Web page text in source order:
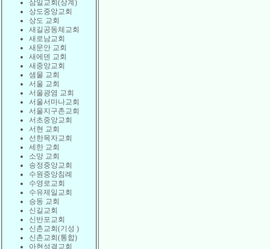
삼일교회(상계)
상도중앙교회
상도 교회
새길공동체교회
새로남교회
새문안 교회
새에덴 교회
새중앙교회
샘물 교회
서울 교회
서울광염 교회
서울서마나교회
서울지구촌교회
서초중앙교회
서현 교회
선한목자교회
세한 교회
소망 교회
송정중앙교회
수원중앙침례
수영로교회
수유제일교회
승동 교회
신길교회
신반포교회
신촌교회(기성 )
신촌교회(통합)
아현성결교회